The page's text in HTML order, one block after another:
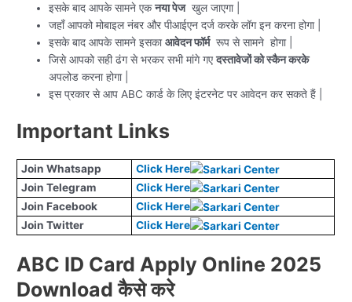
इसके बाद आपके सामने एकनया पेजखुल जाएगा |
जहाँ आपको मोबाइल नंबर और पीआईएन दर्ज करके लॉग इन करना होगा |
इसके बाद आपके सामने इसकाआवेदन फॉर्मरूप से सामने होगा |
जिसे आपको सही ढंग से भरकर सभी मांगे गएदस्तावेजों को स्कैन करके
अपलोड करना होगा |
इस प्रकार से आप ABC कार्ड के लिए इंटरनेट पर आवेदन कर सकते हैं |
Important Links
Join Whatsapp
Click Here
Join Telegram
Click Here
Join Facebook
Click Here
Join Twitter
Click Here
ABC ID Card Apply Online 2025
Download कैसे करे